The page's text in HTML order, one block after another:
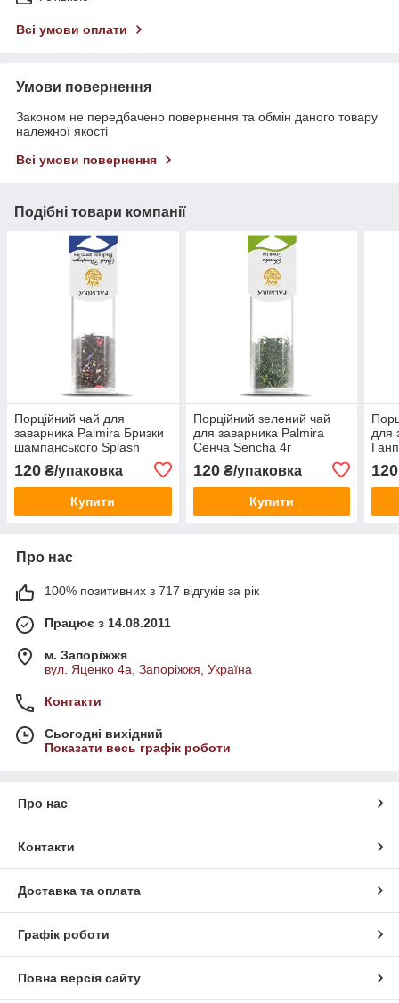
Всі умови оплати
Умови повернення
Законом не передбачено повернення та обмін даного товару
належної якості
Всі умови повернення
Подібні товари компанії
Порційний чай для
заварника Palmira Бризки
шампанського Splash
120 ₴/упаковка
Купити
Порційний зелений чай
для заварника Palmira
Сенча Sencha 4г
120₴/упаковка
Купити
для
120
Про нас
100% позитивних з 717 відгуків за рік
Працює з 14.08.2011
м. Запоріжжя
вул. Яценко 4а, Запоріжжя, Україна
Контакти
Сьогодні вихідний
Показати весь графік роботи
Про нас
Контакти
Доставка та оплата
Графік роботи
Повна версія сайту